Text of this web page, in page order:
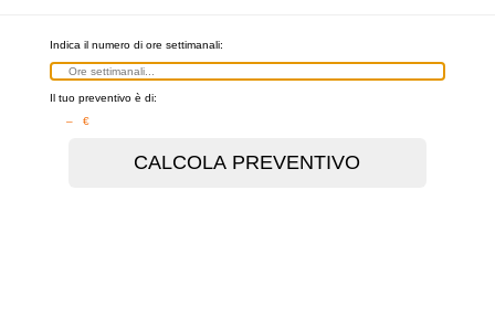
Indica il numero di ore settimanali:
Il tuo preventivo è di:
– €